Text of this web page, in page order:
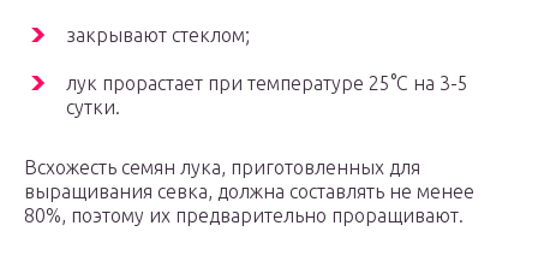
закрывают стеклом;
лук прорастает при температуре 25°С на 3-5
сутки.
Всхожесть семян лука, приготовленных для
выращивания севка, должна составлять не менее
80%, поэтому их предварительно проращивают.